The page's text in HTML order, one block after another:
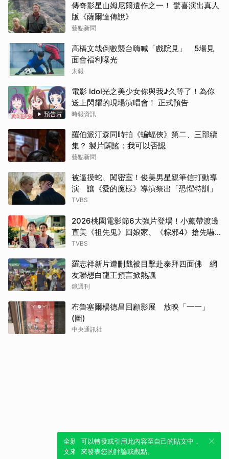
傳奇影星山姆尼爾遺作之一！ 驚喜演出真人
版《薩爾達傳說》
藝點新聞
高橋文哉倒數襲台嗨喊「戲院見」 5場見
面會福利曝光
太報
預告片
電影 Idol光之美少女你與我♪久等了！為你
送上閃耀的現場演唱會！ 正式預告
時報資訊
羅伯派汀森同時拍《蝙蝠俠》第二、三部續
集？ 製片闢謠：我可以否認
藝點新聞
被逼摸蛇、闖密室！俊美男星親筆信打動導
演 讓《愛的魔樣》導演祭出「恐懼特訓」
TVBS
2026桃園電影節6大強片登場！小薰帶渡邊
直美《祖先鬼》回娘家、《粽邪4》搶先嚇
桃園
TVBS
羅志祥新片遭刪戲被目擊赴泰拜四面佛 網
友聯想白龍王預言掀熱議
鏡週刊
布魯塞爾楊德昌回顧影展 放映「一一」
(圖)
中央通訊社
全新體驗！一鍵引用此內容，透過發布貼
文來輕鬆表達個人立場。
可以轉發或引用此內容至自己的貼文中，
來發表您的評論或觀點。